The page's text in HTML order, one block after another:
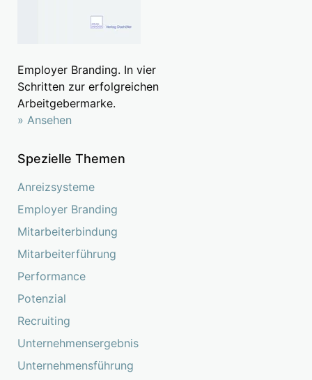
Employer Branding. In vier
Schritten zur erfolgreichen
Arbeitgebermarke.
» Ansehen
Spezielle Themen
Anreizsysteme
Employer Branding
Mitarbeiterbindung
Mitarbeiterführung
Performance
Potenzial
Recruiting
Unternehmensergebnis
Unternehmensführung